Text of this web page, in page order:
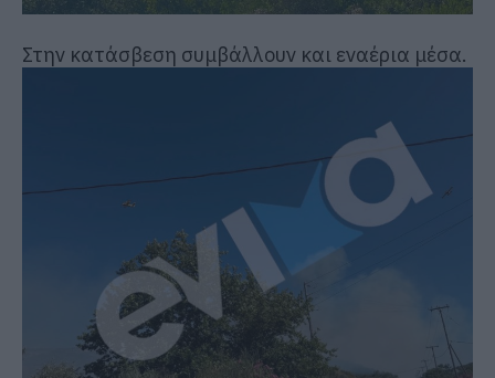
Στην κατάσβεση συμβάλλουν και εναέρια μέσα.